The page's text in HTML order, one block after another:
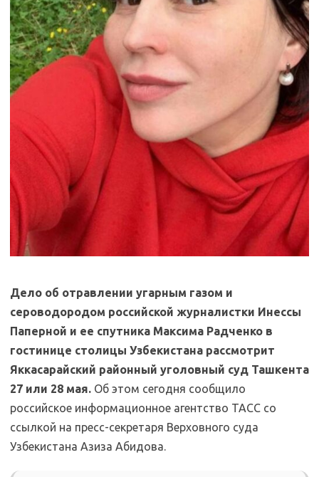
Дело об отравлении угарным газом и
сероводородом российской журналистки Инессы
Паперной и ее спутника Максима Радченко в
гостинице столицы Узбекистана рассмотрит
Яккасарайский районный уголовный суд Ташкента
27 или 28 мая. Об этом сегодня сообщило
российское информационное агентство ТАСС со
ссылкой на пресс-секретаря Верховного суда
Узбекистана Азиза Абидова.